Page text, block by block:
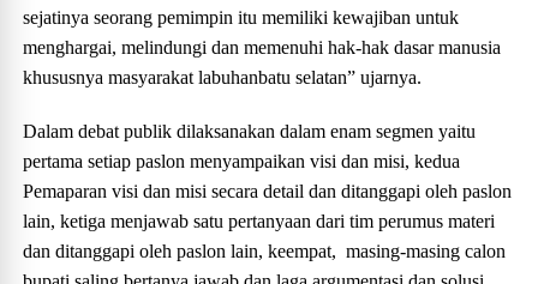
sejatinya seorang pemimpin itu memiliki kewajiban untuk
menghargai, melindungi dan memenuhi hak-hak dasar manusia
khususnya masyarakat labuhanbatu selatan” ujarnya.
Dalam debat publik dilaksanakan dalam enam segmen yaitu
pertama setiap paslon menyampaikan visi dan misi, kedua
Pemaparan visi dan misi secara detail dan ditanggapi oleh paslon
lain, ketiga menjawab satu pertanyaan dari tim perumus materi
dan ditanggapi oleh paslon lain, keempat, masing-masing calon